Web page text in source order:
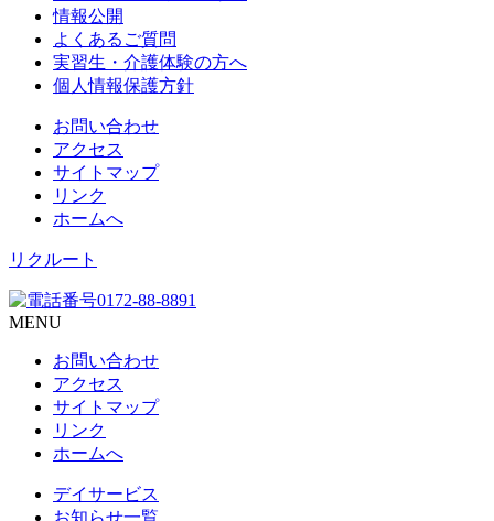
情報公開
よくあるご質問
実習生・介護体験の方へ
個人情報保護方針
お問い合わせ
アクセス
サイトマップ
リンク
ホームへ
リクルート
MENU
お問い合わせ
アクセス
サイトマップ
リンク
ホームへ
デイサービス
お知らせ一覧